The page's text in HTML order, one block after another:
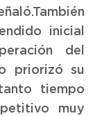
inicial
del
priorizó su
tiempo
muy